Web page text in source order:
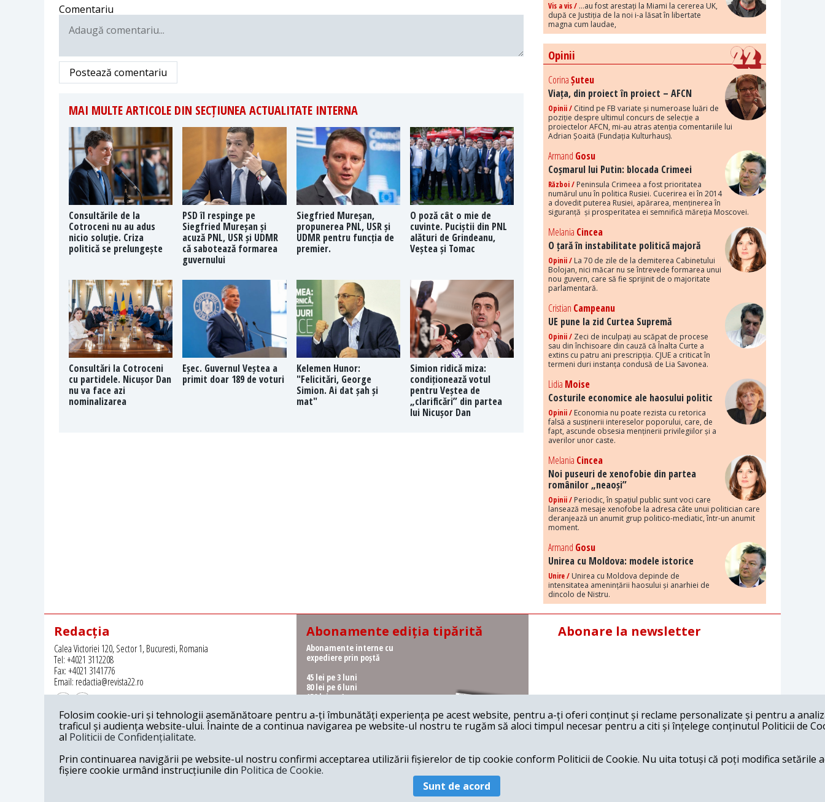
Comentariu
Postează comentariu
MAI MULTE ARTICOLE DIN SECȚIUNEA ACTUALITATE INTERNA
Consultările de la
Cotroceni nu au adus
nicio soluție. Criza
politică se prelungește
PSD îl respinge pe
Siegfried Mureșan și
acuză PNL, USR și UDMR
că sabotează formarea
guvernului
Siegfried Mureșan,
propunerea PNL, USR și
UDMR pentru funcția de
premier.
O poză cât o mie de
cuvinte. Puciștii din PNL
alături de Grindeanu,
Veștea și Tomac
Consultări la Cotroceni
cu partidele. Nicușor Dan
nu va face azi
nominalizarea
Eșec. Guvernul Veștea a
primit doar 189 de voturi
Kelemen Hunor:
"Felicitări, George
Simion. Ai dat șah și
mat"
Simion ridică miza:
condiționează votul
pentru Veștea de
„clarificări” din partea
lui Nicușor Dan
Vis a vis / ...au fost arestați la Miami la cererea UK,
după ce Justiția de la noi i-a lăsat în libertate
magna cum laudae,
Opinii
CorinaȘuteu
Viața, din proiect în proiect – AFCN
Opinii / Citind pe FB variate și numeroase luări de
poziție despre ultimul concurs de selecție a
proiectelor AFCN, mi-au atras atenția comentariile lui
Adrian Șoaită (Fundația Kulturhaus).
Armand Gosu
Coșmarul lui Putin: blocada Crimeei
Război / Peninsula Crimeea a fost prioritatea
numărul unu în politica Rusiei. Cucerirea ei în 2014
a dovedit puterea Rusiei, apărarea, menținerea în
siguranță și prosperitatea ei semnifică măreția Moscovei.
Melania Cincea
O țară în instabilitate politică majoră
Opinii / La 70 de zile de la demiterea Cabinetului
Bolojan, nici măcar nu se întrevede formarea unui
nou guvern, care să fie sprijinit de o majoritate
parlamentară.
Cristian Campeanu
UE pune la zid Curtea Supremă
Opinii / Zeci de inculpați au scăpat de procese
sau din închisoare din cauză că Înalta Curte a
extins cu patru ani prescripția. CJUE a criticat în
termeni duri instanța condusă de Lia Savonea.
Lidia Moise
Costurile economice ale haosului politic
Opinii / Economia nu poate rezista cu retorica
falsă a susținerii intereselor poporului, care, de
fapt, ascunde obsesia menținerii privilegiilor și a
averilor unor caste.
Melania Cincea
Noi puseuri de xenofobie din partea
românilor „neaoși”
Opinii / Periodic, în spațiul public sunt voci care
lansează mesaje xenofobe la adresa câte unui politician care
deranjează un anumit grup politico-mediatic, într-un anumit
moment.
Armand Gosu
Unirea cu Moldova: modele istorice
Unire / Unirea cu Moldova depinde de
intensitatea amenințării haosului și anarhiei de
dincolo de Nistru.
Redacția
Calea Victoriei 120, Sector 1, Bucuresti, Romania
Tel: +4021 3112208
Fax: +4021 3141776
Email: redactia@revista22.ro
Revista 22 este editata de
Abonamente ediția tipărită
Abonamente interne cu
expediere prin poștă
45 lei pe 3 luni
80 lei pe 6 luni
150 lei pe 1 an
Abonamente interne cu
ridicare de la redacție
62 lei pe 6 luni
115 lei pe 1 an
Abonare la newsletter
© 2026 Revista 22
Folosim cookie-uri și tehnologii asemănătoare pentru a-ți îmbunătăți experiența pe acest website, pentru a-ți oferi conținut și reclame personalizate și pentru a
traficul și audiența website-ului. Înainte de a continua navigarea pe website-ul nostru te rugăm să aloci timpul necesar pentru a citi și înțelege conținutul Politicii de
al Politicii de Confidențialitate.
Prin continuarea navigării pe website-ul nostru confirmi acceptarea utilizării fișierelor de tip cookie conform Politicii de Cookie. Nu uita totuși că poți modifica setările
fișiere cookie urmând instrucțiunile din Politica de Cookie.
Sunt de acord